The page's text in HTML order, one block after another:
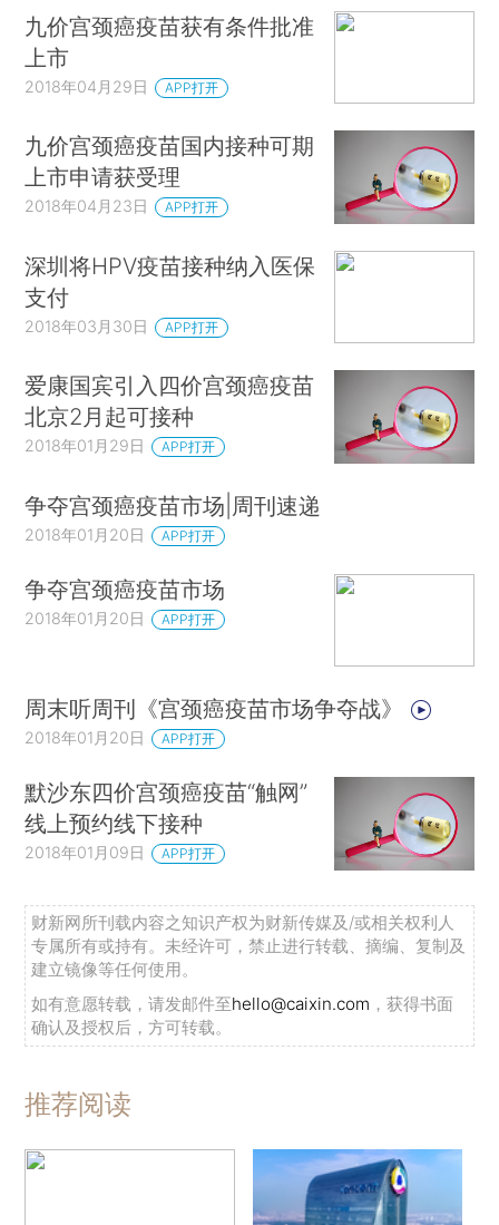
九价宫颈癌疫苗获有条件批准
上市
2018年04月29日 APP打开
九价宫颈癌疫苗国内接种可期
上市申请获受理
2018年04月23日 APP打开
深圳将HPV疫苗接种纳入医保
支付
2018年03月30日 APP打开
爱康国宾引入四价宫颈癌疫苗
北京2月起可接种
2018年01月29日 APP打开
争夺宫颈癌疫苗市场|周刊速递
2018年01月20日 APP打开
争夺宫颈癌疫苗市场
2018年01月20日 APP打开
周末听周刊《宫颈癌疫苗市场争夺战》
2018年01月20日 APP打开
默沙东四价宫颈癌疫苗“触网”
线上预约线下接种
2018年01月09日 APP打开
财新网所刊载内容之知识产权为财新传媒及/或相关权利人
专属所有或持有。未经许可，禁止进行转载、摘编、复制及
建立镜像等任何使用。
如有意愿转载，请发邮件至hello@caixin.com ，获得书面
确认及授权后，方可转载。
推荐阅读